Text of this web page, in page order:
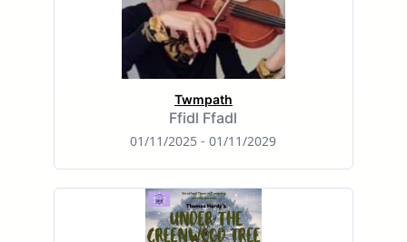
Twmpath
Ffidl Ffadl
01/11/2025 - 01/11/2029